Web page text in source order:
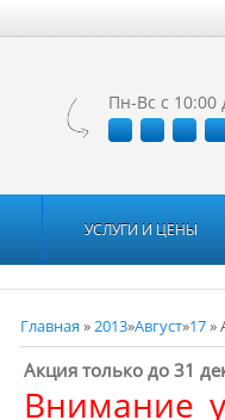
Пн-Вс с 10:00
УСЛУГИ И ЦЕНЫ
Главная »2013»Август»17»
Акция только до 31
Внимание